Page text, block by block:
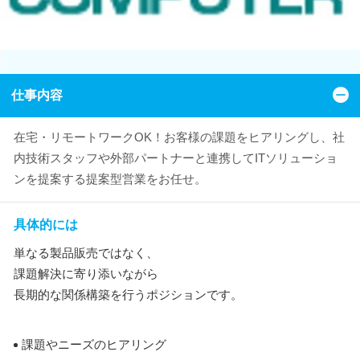
仕事内容
在宅・リモートワークOK！お客様の課題をヒアリングし、社
内技術スタッフや外部パートナーと連携してITソリューショ
ンを提案する提案型営業をお任せ。
具体的には
単なる製品販売ではなく、
課題解決に寄り添いながら
長期的な関係構築を行うポジションです。
課題やニーズのヒアリング